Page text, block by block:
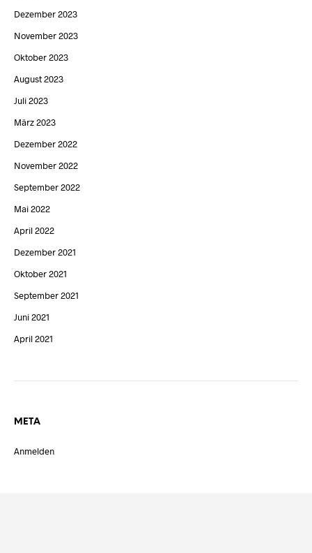
Dezember 2023
November 2023
Oktober 2023
August 2023
Juli 2023
März 2023
Dezember 2022
November 2022
September 2022
Mai 2022
April 2022
Dezember 2021
Oktober 2021
September 2021
Juni 2021
April 2021
META
Anmelden